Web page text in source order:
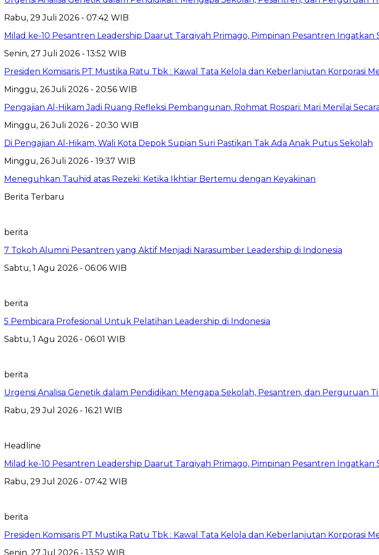
Rabu, 29 Juli 2026 - 07:42 WIB
Milad ke-10 Pesantren Leadership Daarut Tarqiyah Primago, Pimpinan Pesantren Ingatkan
Senin, 27 Juli 2026 - 13:52 WIB
Presiden Komisaris PT Mustika Ratu Tbk : Kawal Tata Kelola dan Keberlanjutan Korporasi
Minggu, 26 Juli 2026 - 20:56 WIB
Pengajian Al-Hikam Jadi Ruang Refleksi Pembangunan, Rohmat Rospari: Mari Menilai
Minggu, 26 Juli 2026 - 20:30 WIB
Di Pengajian Al-Hikam, Wali Kota Depok Supian Suri Pastikan Tak Ada Anak Putus Sekolah
Minggu, 26 Juli 2026 - 19:37 WIB
Meneguhkan Tauhid atas Rezeki: Ketika Ikhtiar Bertemu dengan Keyakinan
Berita Terbaru
berita
7 Tokoh Alumni Pesantren yang Aktif Menjadi Narasumber Leadership di Indonesia
Sabtu, 1 Agu 2026 - 06:06 WIB
berita
5 Pembicara Profesional Untuk Pelatihan Leadership di Indonesia
Sabtu, 1 Agu 2026 - 06:01 WIB
berita
Urgensi Analisa Genetik dalam Pendidikan: Mengapa Sekolah, Pesantren, dan Perguruan
Rabu, 29 Jul 2026 - 16:21 WIB
Headline
Milad ke-10 Pesantren Leadership Daarut Tarqiyah Primago, Pimpinan Pesantren Ingatkan
Rabu, 29 Jul 2026 - 07:42 WIB
berita
Presiden Komisaris PT Mustika Ratu Tbk : Kawal Tata Kelola dan Keberlanjutan Korporasi
Senin, 27 Jul 2026 - 13:52 WIB